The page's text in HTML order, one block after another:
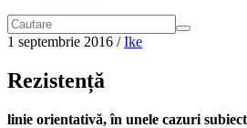
1 septembrie 2016 / Ike
Rezistență
linie orientativă, în unele cazuri